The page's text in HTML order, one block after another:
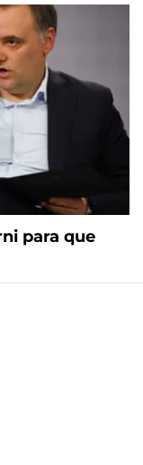
para que